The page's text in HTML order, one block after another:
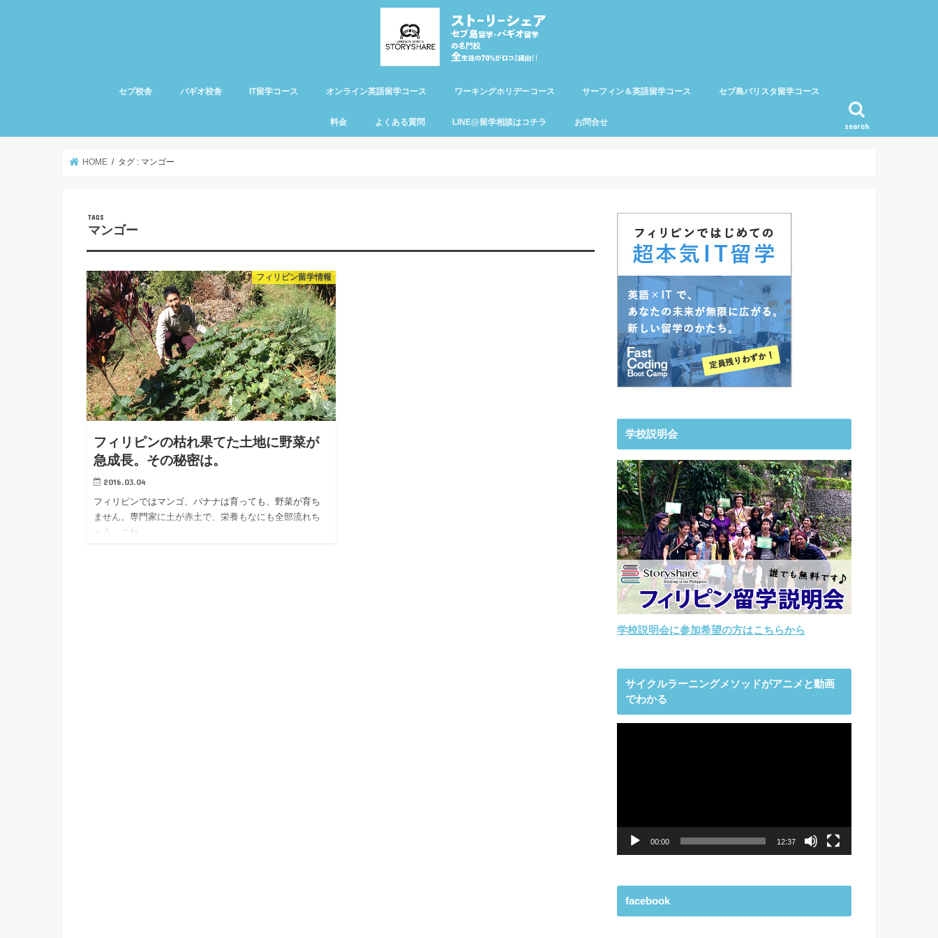
search
セブ校舎 バギオ校舎 IT留学コース オンライン英語留学コース ワーキングホリデーコース サーフィン＆英語留学コース セブ島バリスタ留学コース
料金 よくある質問 LINE@留学相談はコチラ お問合せ
HOME タグ : マンゴー
マンゴー
フィリピン留学情報
フィリピンの枯れ果てた土地に野菜が
急成長。その秘密は。
2016.03.04
フィリピンではマンゴ、バナナは育っても、野菜が育ち
ません。専門家に土が赤土で、栄養もなにも全部流れち
ゃう。これ…
学校説明会
学校説明会に参加希望の方はこちらから
サイクルラーニングメソッドがアニメと動画
でわかる
00:00 12:37
facebook